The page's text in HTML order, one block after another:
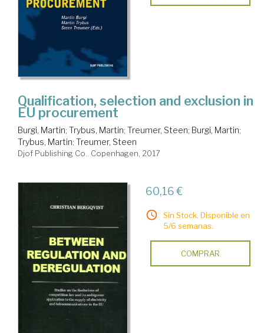
Qualification, selection and exclusion in
EU procurement
Burgi, Martin; Trybus, Martin; Treumer, Steen; Burgi, Martin;
Trybus, Martin; Treumer, Steen
Djof Publishing Co.. Copenhagen, 2017
60,16 €
Sin Stock. Disponible en
5/6 semanas.
COMPRAR